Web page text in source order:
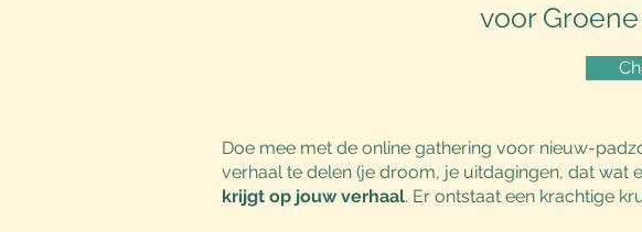
voor
Doe mee met de online gathering voor nieuw-
verhaal te delen (je droom, je uitdagingen, dat wat
krijgt op jouw verhaal. Er ontstaat een krachtige